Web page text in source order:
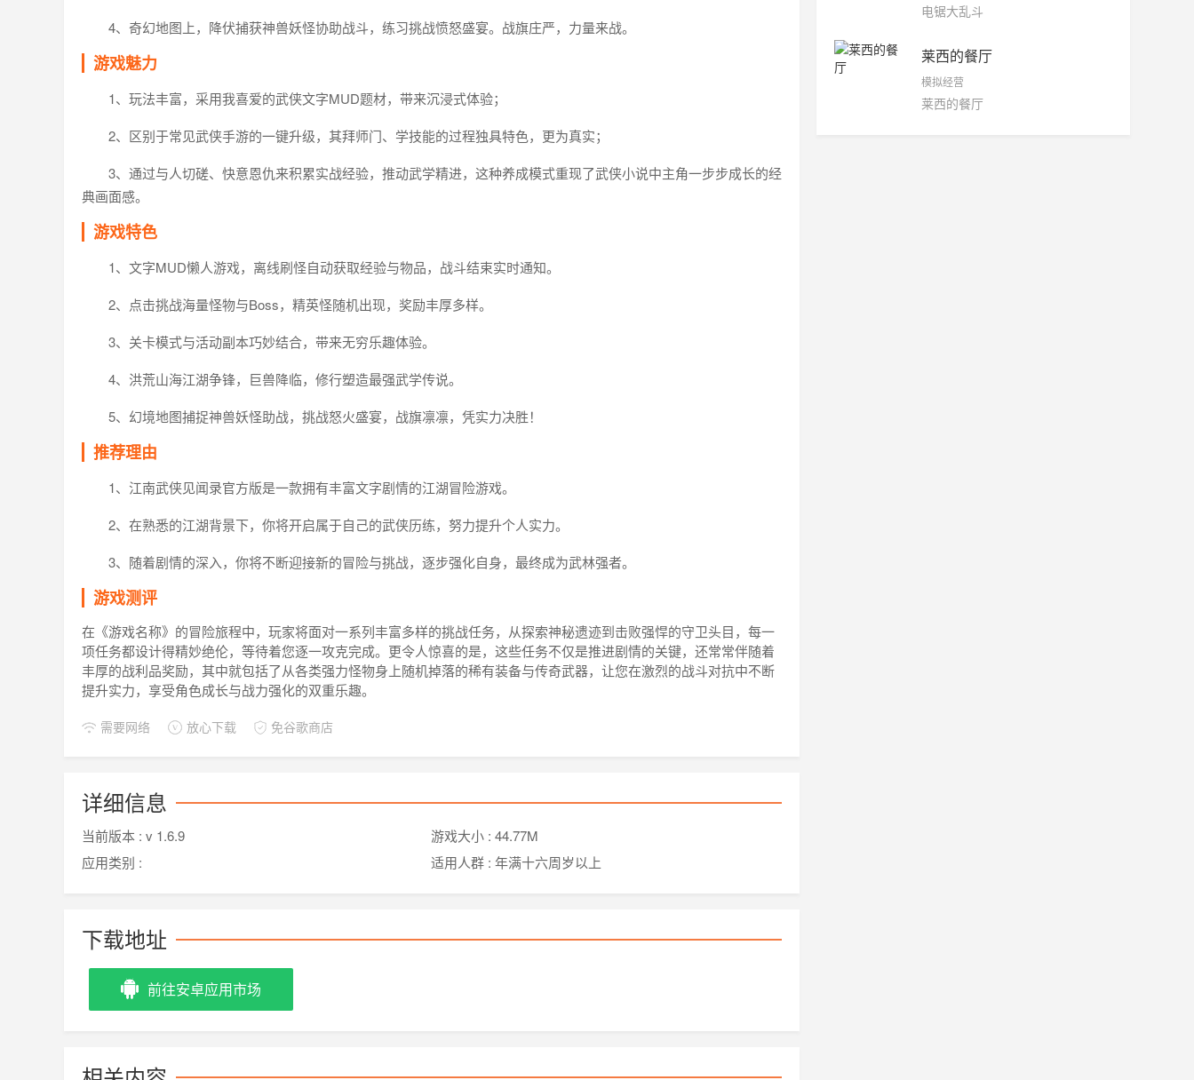
4、奇幻地图上，降伏捕获神兽妖怪协助战斗，练习挑战愤怒盛宴。战旗庄严，力量来战。
游戏魅力
1、玩法丰富，采用我喜爱的武侠文字MUD题材，带来沉浸式体验；
2、区别于常见武侠手游的一键升级，其拜师门、学技能的过程独具特色，更为真实；
3、通过与人切磋、快意恩仇来积累实战经验，推动武学精进，这种养成模式重现了武侠小说中主角一步步成长的经
典画面感。
游戏特色
1、文字MUD懒人游戏，离线刷怪自动获取经验与物品，战斗结束实时通知。
2、点击挑战海量怪物与Boss，精英怪随机出现，奖励丰厚多样。
3、关卡模式与活动副本巧妙结合，带来无穷乐趣体验。
4、洪荒山海江湖争锋，巨兽降临，修行塑造最强武学传说。
5、幻境地图捕捉神兽妖怪助战，挑战怒火盛宴，战旗凛凛，凭实力决胜！
推荐理由
1、江南武侠见闻录官方版是一款拥有丰富文字剧情的江湖冒险游戏。
2、在熟悉的江湖背景下，你将开启属于自己的武侠历练，努力提升个人实力。
3、随着剧情的深入，你将不断迎接新的冒险与挑战，逐步强化自身，最终成为武林强者。
游戏测评
在《游戏名称》的冒险旅程中，玩家将面对一系列丰富多样的挑战任务，从探索神秘遗迹到击败强悍的守卫头目，每一
项任务都设计得精妙绝伦，等待着您逐一攻克完成。更令人惊喜的是，这些任务不仅是推进剧情的关键，还常常伴随着
丰厚的战利品奖励，其中就包括了从各类强力怪物身上随机掉落的稀有装备与传奇武器，让您在激烈的战斗对抗中不断
提升实力，享受角色成长与战力强化的双重乐趣。
需要网络 放心下载 免谷歌商店
详细信息
当前版本 : v 1.6.9 游戏大小 : 44.77M
应用类别 :
适用人群 : 年满十六周岁以上
下载地址
前往安卓应用市场
电锯大乱斗
莱西的餐厅
模拟经营
莱西的餐厅